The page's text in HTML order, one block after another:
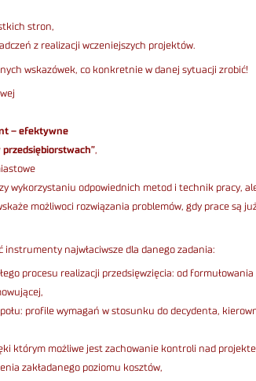
stron,
z realizacji wczeniejszych projektów.
wskazówek, co konkretnie w danej sytuacji zrobić!
– efektywne
,
wykorzystaniu odpowiednich metod i technik pracy,
możliwoci rozwiązania problemów, gdy prace są
najwłaciwsze dla danego zadania:
procesu realizacji przedsięwzięcia: od formułowania
profile wymagań w stosunku do decydenta,
którym możliwe jest zachowanie kontroli nad
zakładanego poziomu kosztów,